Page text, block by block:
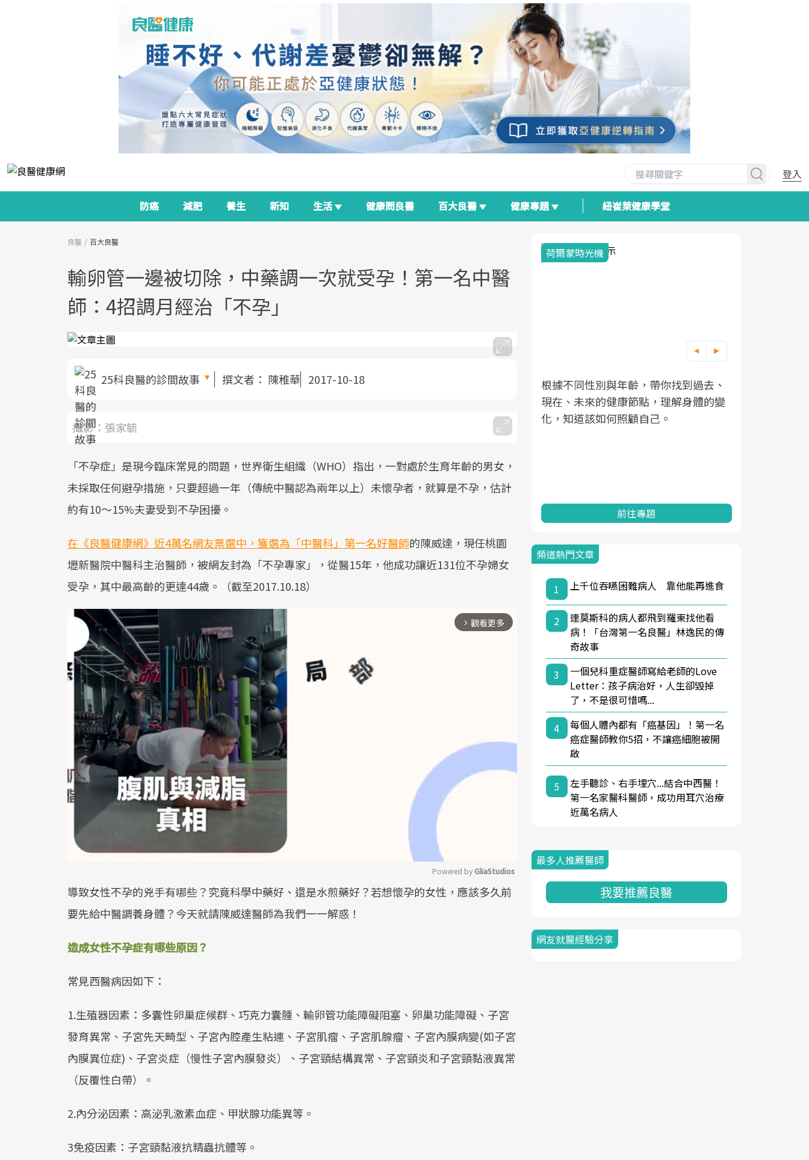
登入
防癌 減肥 養生 新知 生活 健康問良醫 百大良醫 健康專題 紐崔萊健康學堂
良醫 百大良醫
輸卵管一邊被切除，中藥調一次就受孕！第一名中醫
師：4招調月經治「不孕」
25科良醫的診間故事 撰文者： 陳稚華 2017-10-18
攝影：張家毓
「不孕症」是現今臨床常見的問題，世界衛生組織（WHO）指出，一對處於生育年齡的男女，
未採取任何避孕措施，只要超過一年（傳統中醫認為兩年以上）未懷孕者，就算是不孕，估計
約有10～15%夫妻受到不孕困擾。
在《良醫健康網》近4萬名網友票選中，獲選為「中醫科」第一名好醫師的陳威達，現任桃園
壢新醫院中醫科主治醫師，被網友封為「不孕專家」，從醫15年，他成功讓近131位不孕婦女
受孕，其中最高齡的更達44歲。（截至2017.10.18）
arrow_forward_ios 觀看更多
Powered by GliaStudios
導致女性不孕的兇手有哪些？究竟科學中藥好、還是水煎藥好？若想懷孕的女性，應該多久前
要先給中醫調養身體？今天就請陳威達醫師為我們一一解惑！
造成女性不孕症有哪些原因？
常見西醫病因如下：
1.生殖器因素：多囊性卵巢症候群、巧克力囊腫、輸卵管功能障礙阻塞、卵巢功能障礙、子宮
發育異常、子宮先天畸型、子宮內腔產生粘連、子宮肌瘤、子宮肌腺瘤、子宮內膜病變(如子宮
內膜異位症)、子宮炎症（慢性子宮內膜發炎）、子宮頸結構異常、子宮頸炎和子宮頸黏液異常
（反覆性白帶）。
2.內分泌因素：高泌乳激素血症、甲狀腺功能異等。
3免疫因素：子宮頸黏液抗精蟲抗體等。
面對超高齡社會的浪潮，台灣正在快速
政策如「健康台灣推動委員會」與「長
照3.0」的推進，「預防醫學」已成全民
療院所的服務，更是民眾了解自身健康
狀況、啟動健康管理的重要起點。
2025年，就到良醫生活祭體驗「一站式
良醫健康網從「換季的身體變化」出
建立對亞健康的認知，進而引導實際的
荷爾蒙時光機
根據不同性別與年齡，帶你找到過去、
現在、未來的健康節點，理解身體的變
化，知道該如何照顧自己。
前往專題
頻道熱門文章
1 上千位吞嚥困難病人 靠他能再進食
2
連莫斯科的病人都飛到羅東找他看
病！「台灣第一名良醫」林逸民的傳
奇故事
3
一個兒科重症醫師寫給老師的Love
Letter：孩子病治好，人生卻毀掉
了，不是很可惜嗎...
4
每個人體內都有「癌基因」！第一名
癌症醫師教你5招，不讓癌細胞被開
啟
5
左手聽診、右手埋穴...結合中西醫！
第一名家醫科醫師，成功用耳穴治療
近萬名病人
最多人推薦醫師
我要推薦良醫
網友就醫經驗分享